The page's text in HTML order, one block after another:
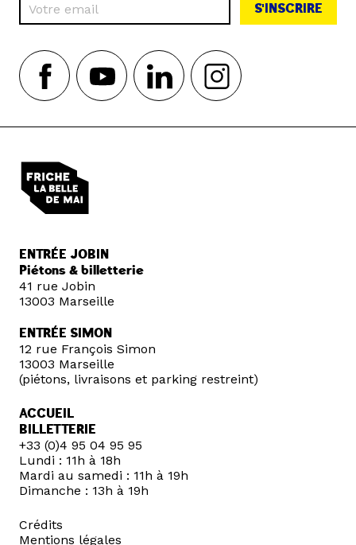
S'INSCRIRE
ENTRÉE JOBIN
Piétons & billetterie
41 rue Jobin
13003 Marseille
ENTRÉE SIMON
12 rue François Simon
13003 Marseille
(piétons, livraisons et parking restreint)
ACCUEIL
BILLETTERIE
+33 (0)4 95 04 95 95
Lundi : 11h à 18h
Mardi au samedi : 11h à 19h
Dimanche : 13h à 19h
Crédits
Mentions légales